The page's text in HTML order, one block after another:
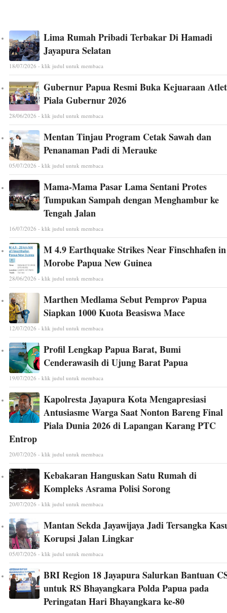
Lima Rumah Pribadi Terbakar Di Hamadi
Jayapura Selatan
18/07/2026 - klik judul untuk membaca
Gubernur Papua Resmi Buka Kejuaraan
Piala Gubernur 2026
28/06/2026 - klik judul untuk membaca
Mentan Tinjau Program Cetak Sawah dan
Penanaman Padi di Merauke
05/07/2026 - klik judul untuk membaca
Mama-Mama Pasar Lama Sentani Protes
Tumpukan Sampah dengan Menghambur ke
Tengah Jalan
16/07/2026 - klik judul untuk membaca
M 4.9 Earthquake Strikes Near Finschhafen in
Morobe Papua New Guinea
28/06/2026 - klik judul untuk membaca
Marthen Medlama Sebut Pemprov Papua
Siapkan 1000 Kuota Beasiswa Mace
12/07/2026 - klik judul untuk membaca
Profil Lengkap Papua Barat, Bumi
Cenderawasih di Ujung Barat Papua
19/07/2026 - klik judul untuk membaca
Kapolresta Jayapura Kota Mengapresiasi
Antusiasme Warga Saat Nonton Bareng Final
Piala Dunia 2026 di Lapangan Karang PTC
Entrop
20/07/2026 - klik judul untuk membaca
Kebakaran Hanguskan Satu Rumah di
Kompleks Asrama Polisi Sorong
20/07/2026 - klik judul untuk membaca
Mantan Sekda Jayawijaya Jadi Tersangka
Korupsi Jalan Lingkar
05/07/2026 - klik judul untuk membaca
BRI Region 18 Jayapura Salurkan Bantuan
untuk RS Bhayangkara Polda Papua pada
Peringatan Hari Bhayangkara ke-80